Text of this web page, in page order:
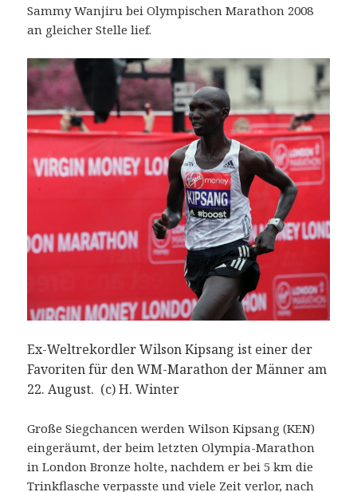
Sammy Wanjiru bei Olympischen Marathon 2008
an gleicher Stelle lief.
Ex-Weltrekordler Wilson Kipsang ist einer der
Favoriten für den WM-Marathon der Männer am
22. August. (c) H. Winter
Große Siegchancen werden Wilson Kipsang (KEN)
eingeräumt, der beim letzten Olympia-Marathon
in London Bronze holte, nachdem er bei 5 km die
Trinkflasche verpasste und viele Zeit verlor, nach